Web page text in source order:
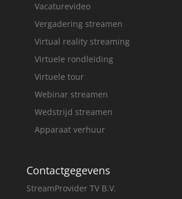
Vacaturevideo
Vergadering streamen
Virtual reality streaming
Virtuele rondleiding
Virtuele tour
Webinar streamen
Wedstrijd streamen
Apparaat verhuur
Contactgegevens
StreamProvider TV B.V.